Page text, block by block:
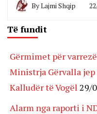
ByLajmi Shqip
Të fundit
Gërmimet për
Ministrja Gërvalla
Kalludër të Vogël 29/
Alarm nga raporti i